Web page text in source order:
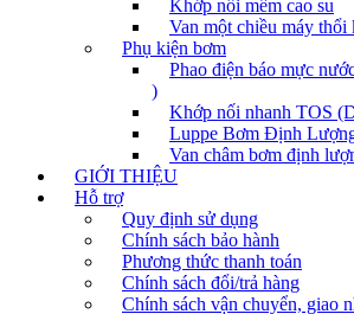
Khớp nối mềm cao su
Van một chiều máy thổi
Phụ kiện bơm
Phao điện báo mực
)
Khớp nối nhanh TOS
Luppe Bơm Định
Van châm bơm định
GIỚI THIỆU
Hỗ trợ
Quy định sử dụng
Chính sách bảo hành
Phương thức thanh toán
Chính sách đổi/trả hàng
Chính sách vận chuyển, giao